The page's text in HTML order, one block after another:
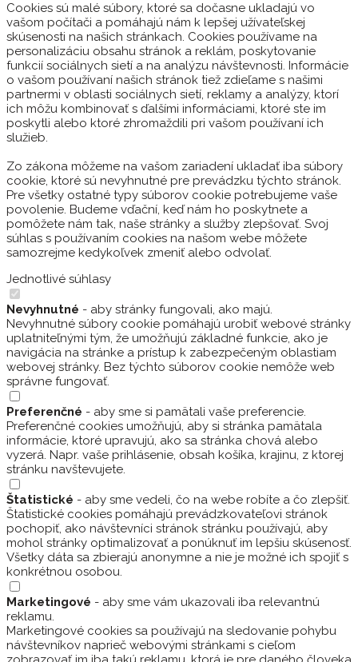
Cookies sú malé súbory, ktoré sa dočasne ukladajú vo
vašom počítači a pomáhajú nám k lepšej užívateľskej
skúsenosti na našich stránkach. Cookies používame na
personalizáciu obsahu stránok a reklám, poskytovanie
funkcií sociálnych sietí a na analýzu návštevnosti. Informácie
o vašom používaní našich stránok tiež zdieľame s našimi
partnermi v oblasti sociálnych sietí, reklamy a analýzy, ktorí
ich môžu kombinovať s ďalšími informáciami, ktoré ste im
poskytli alebo ktoré zhromaždili pri vašom používaní ich
služieb.
Zo zákona môžeme na vašom zariadení ukladať iba súbory
cookie, ktoré sú nevyhnutné pre prevádzku týchto stránok.
Pre všetky ostatné typy súborov cookie potrebujeme vaše
povolenie. Budeme vďační, keď nám ho poskytnete a
pomôžete nám tak, naše stránky a služby zlepšovať. Svoj
súhlas s používaním cookies na našom webe môžete
samozrejme kedykoľvek zmeniť alebo odvolať.
Jednotlivé súhlasy
Nevyhnutné - aby stránky fungovali, ako majú.
Nevyhnutné súbory cookie pomáhajú urobiť webové stránky
uplatniteľnými tým, že umožňujú základné funkcie, ako je
navigácia na stránke a prístup k zabezpečeným oblastiam
webovej stránky. Bez týchto súborov cookie nemôže web
správne fungovať.
Preferenčné - aby sme si pamätali vaše preferencie.
Preferenčné cookies umožňujú, aby si stránka pamätala
informácie, ktoré upravujú, ako sa stránka chová alebo
vyzerá. Napr. vaše prihlásenie, obsah košíka, krajinu, z ktorej
stránku navštevujete.
Štatistické - aby sme vedeli, čo na webe robíte a čo zlepšiť.
Štatistické cookies pomáhajú prevádzkovateľovi stránok
pochopiť, ako návštevníci stránok stránku používajú, aby
mohol stránky optimalizovať a ponúknuť im lepšiu skúsenosť.
Všetky dáta sa zbierajú anonymne a nie je možné ich spojiť s
konkrétnou osobou.
Marketingové - aby sme vám ukazovali iba relevantnú
reklamu.
Marketingové cookies sa používajú na sledovanie pohybu
návštevníkov naprieč webovými stránkami s cieľom